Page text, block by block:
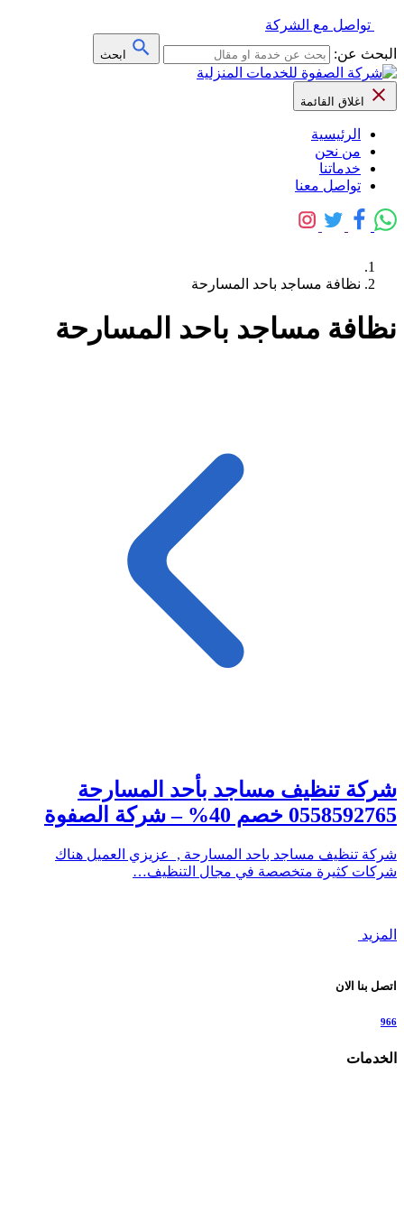
تواصل مع الشركة
البحث عن:
ابحث
اغلاق القائمة
الرئيسية
من نحن
خدماتنا
تواصل معنا
نظافة مساجد باحد المسارحة
نظافة مساجد باحد المسارحة
شركة تنظيف مساجد بأحد المسارحة
0558592765 خصم 40% – شركة الصفوة
شركة تنظيف مساجد باحد المسارحة , عزيزي العميل هناك
شركات كثيرة متخصصة في مجال التنظيف…
المزيد
اتصل بنا الان
966
الخدمات